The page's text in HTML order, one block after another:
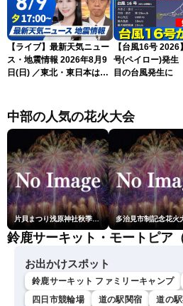
【ライブ】最新天気ニュー
ス・地震情報 2026年8月9
日(日) ／東北・東日本は急
北美月／芳野達郎〉
【台風16号
号(ペイロー)発
目の台風発生に
中部の人気の花火大会
片貝まつり浅原神社秋季例大祭奉納大煙火 多治見市制記念花火
鈴鹿サーキット・モートピア
お出かけスポット
鈴鹿サーキット ファミリーキャンプ
四日市競輪場
道の駅関宿 道の